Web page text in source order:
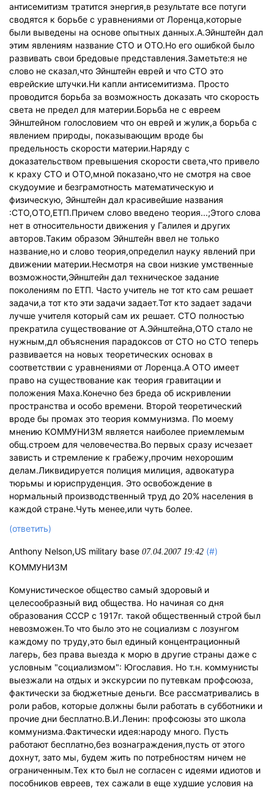
антисемитизм тратится энергия,в результате все потуги
сводятся к борьбе с уравнениями от Лоренца,которые
были выведены на основе опытных данных.А.Эйнштейн дал
этим явлениям название СТО и ОТО.Но его ошибкой было
развивать свои бредовые представления.Заметьте:я не
слово не сказал,что Эйнштейн еврей и что СТО это
еврейские штучки.Ни капли антисемитизма. Просто
проводится борьба за возможность доказать что скорость
света не предел для материи.Борьба не с евреем
Эйнштейном голословием что он еврей и жулик,а борьба с
явлением природы, показывающим вроде бы
предельность скорости материи.Наряду с
доказательством превышения скорости света,что привело
к краху СТО и ОТО,мной показано,что не смотря на свое
скудоумие и безграмотность математическую и
физическую, Эйнштейн дал красивейшие названия
:СТО,ОТО,ЕТП.Причем слово введено теория...;Этого слова
нет в относительности движения у Галилея и других
авторов.Таким образом Эйнштейн ввел не только
название,но и слово теория,определил науку явлений при
движении материи.Несмотря на свои низкие умственные
возможности,Эйнштейн дал техническое задание
поколениям по ЕТП. Часто учитель не тот кто сам решает
задачи,а тот кто эти задачи задает.Тот кто задает задачи
лучше учителя который сам их решает. СТО полностью
прекратила существование от А.Эйнштейна,ОТО стало не
нужным,дл объяснения парадоксов от СТО но СТО теперь
развивается на новых теоретических основах в
соответствии с уравнениями от Лоренца.А ОТО имеет
право на существование как теория гравитации и
положения Маха.Конечно без бреда об искривлении
пространства и особо времени. Второй теоретический
вроде бы промах это теория коммунизма. По моему
мнению КОММУНИЗМ является наиболее приемлемым
общ.строем для человечества.Во первых сразу исчезает
зависть и стремление к грабежу,прочим нехорошим
делам.Ликвидируется полиция милиция, адвокатура
тюрьмы и юриспруденция. Это освобождение в
нормальный производственный труд до 20% населения в
каждой стране.Чуть менее,или чуть более.
(ответить)
Anthony Nelson,US military base 07.04.2007 19:42 (#)
КОММУНИЗМ
Комунистическое общество самый здоровый и
целесообразный вид общества. Но начиная со дня
образования СССР с 1917г. такой общественный строй был
невозможен.То что было это не социализм с лозунгом
каждому по труду,это был единый концентрационный
лагерь, без права выезда к морю в другие страны даже с
условным "социализмом": Югославия. Но т.н. коммунисты
выезжали на отдых и экскурсии по путевкам профсоюза,
фактически за бюджетные деньги. Все рассматривались в
роли рабов, которые должны были работать в субботники и
прочие дни бесплатно.В.И.Ленин: профсоюзы это школа
коммунизма.Фактически идея:народу много. Пусть
работают бесплатно,без вознаграждения,пусть от этого
дохнут, зато мы, будем жить по потребностям ничем не
ограниченным.Тех кто был не согласен с идеями идиотов и
пособников евреев, тех сажали в еще худшие условия на